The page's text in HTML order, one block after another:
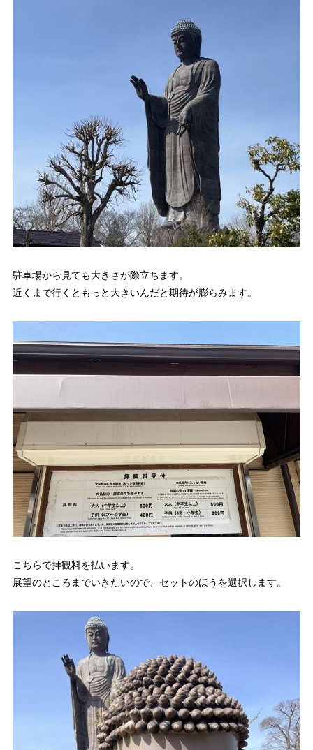
駐車場から見ても大きさが際立ちます。
近くまで行くともっと大きいんだと期待が膨らみます。
こちらで拝観料を払います。
展望のところまでいきたいので、セットのほうを選択します。